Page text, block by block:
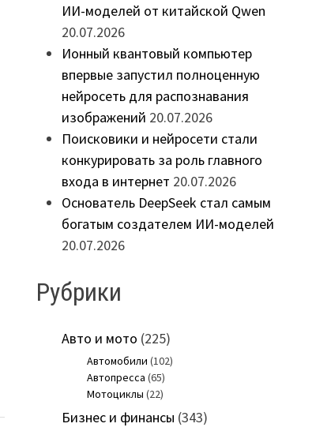
ИИ-моделей от китайской Qwen
20.07.2026
Ионный квантовый компьютер
впервые запустил полноценную
нейросеть для распознавания
изображений 20.07.2026
Поисковики и нейросети стали
конкурировать за роль главного
входа в интернет 20.07.2026
Основатель DeepSeek стал самым
богатым создателем ИИ-моделей
20.07.2026
Рубрики
Авто и мото (225)
Автомобили (102)
Автопресса (65)
Мотоциклы (22)
Бизнес и финансы (343)